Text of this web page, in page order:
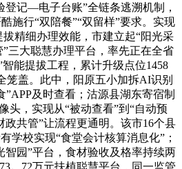
记—电子台账”全链条逃溯机制，
施行“双陪餐”“双留样”要求。实现
精细办理效能，市建立起“阳光采
三大聪慧办理平台，率先正在全省
能提拔工程，累计升级点位1458
笼盖。此中，阳原五小加拆AI识别
”APP及时查看；沽源县湖东寄宿制
头，实现从“被动查看”到“自动预
政共管”让流程更通明。该市16个县
学校实现“食堂会计核算消息化”；
智园”平台，食材验收及格率持续两
。72万元扶植聪慧平台，同一监管